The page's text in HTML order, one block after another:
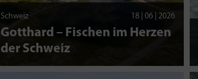
Schweiz 18 | 06 | 2026
Gotthard – Fischen im Herzen
der Schweiz